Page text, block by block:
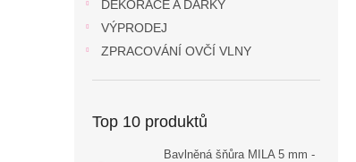
DEKORACE A DÁRKY
VÝPRODEJ
ZPRACOVÁNÍ OVČÍ VLNY
Top 10 produktů
Bavlněná šňůra MILA 5 mm -